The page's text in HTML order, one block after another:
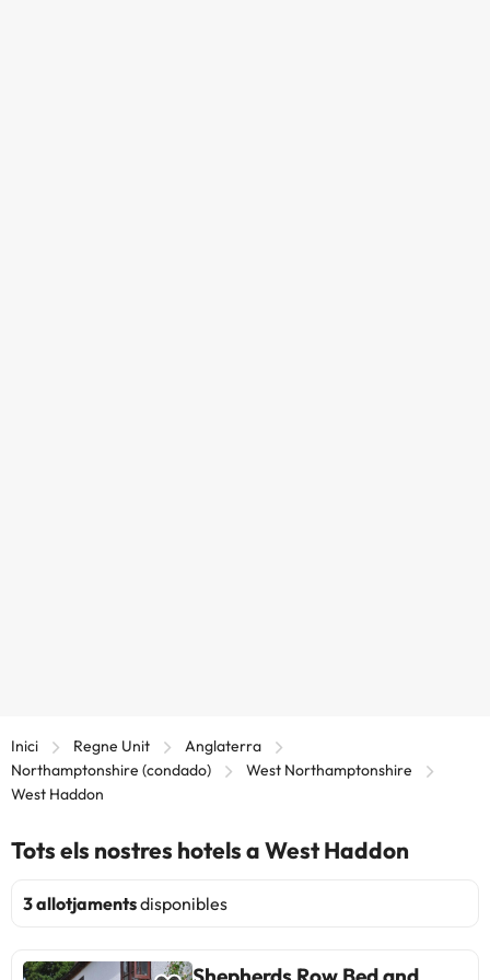
Inici Regne Unit
Anglaterra
Northamptonshire (condado)
West Northamptonshire
West Haddon
Tots els nostres hotels a West Haddon
3 allotjamentsdisponibles